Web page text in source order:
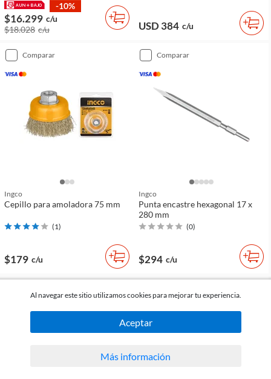
-10%
$16.299 c/u
$18.028 c/u USD 384 c/u
comparar
Ingco
Cepillo para amoladora 75 mm
(1)
$179 c/u
comparar
Ingco
Punta encastre hexagonal 17 x
280 mm
(0)
$294 c/u
Al navegar este sitio utilizamos cookies para mejorar tu experiencia.
Aceptar
Más información